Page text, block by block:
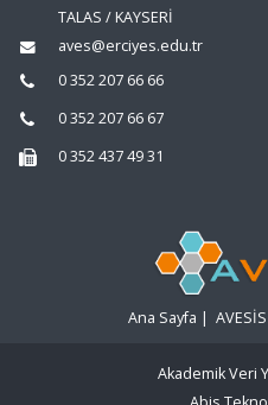
TALAS / KAYSERİ
aves@erciyes.edu.tr
0 352 207 66 66
0 352 207 66 67
0 352 437 49 31
Ana Sayfa |
Akademik Veri